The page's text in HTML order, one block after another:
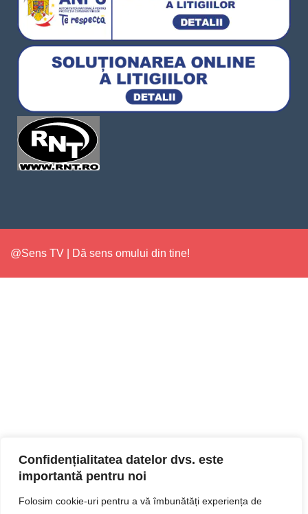
Confidențialitatea datelor dvs. este
importantă pentru noi
Folosim cookie-uri pentru a vă îmbunătăți experiența de
@Sens TV | Dă sens omului din tine!